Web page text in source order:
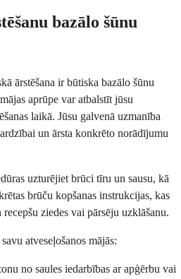
bazālo šūnu
ārstēšana ir būtiska bazālo šūnu
aprūpe var atbalstīt jūsu
laikā. Jūsu galvenā uzmanība
un ārsta konkrēto norādījumu
uzturējiet brūci tīru un sausu, kā
brūču kopšanas instrukcijas, kas
ziedes vai pārsēju uzklāšanu.
atveseļošanos mājās:
no saules iedarbības ar apģērbu vai